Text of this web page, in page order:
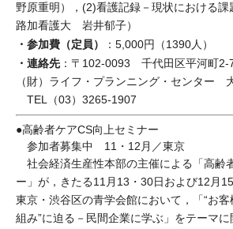
野原重明），(2)看護記録－現状における課
路加看護大 岩井郁子）
・参加費（定員） ：5,000円（1390人）
・連絡先：〒102-0093 千代田区平河町
（財）ライフ・プランニング・センター
TEL（03）3265-1907
●高齢者ケアCS向上セミナー
参加者募集中 11・12月／東京
社会経済生産性本部の主催による「高齢
ー」が，きたる11月13・30日および12月
東京・渋谷区の青学会館において，「“お客
組み”に迫る－民間企業に学ぶ」をテーマ